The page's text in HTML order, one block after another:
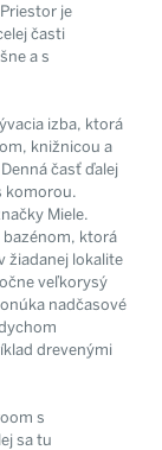
je
časti
a s
izba, ktorá
knižnicou a
časť ďalej
komorou.
Miele.
bazénom, ktorá
žiadanej lokalite
veľkorysý
nadčasové
drevenými
s
sa tu